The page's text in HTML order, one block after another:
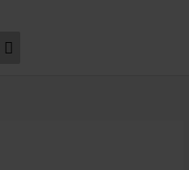
principal